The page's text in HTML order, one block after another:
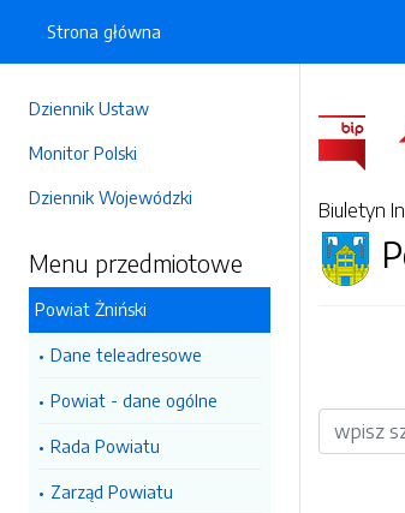
Dziennik Ustaw
Monitor Polski
Dziennik Wojewódzki
Menu przedmiotowe
Powiat Żniński
Dane teleadresowe
Powiat - dane ogólne
Rada Powiatu
Zarząd Powiatu
Strona główna
Biuletyn